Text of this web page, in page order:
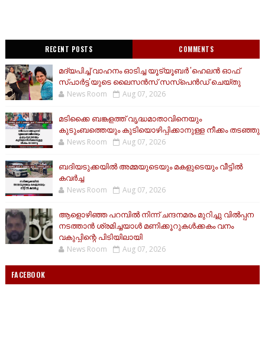
RECENT POSTS COMMENTS
മദ്യപിച്ച് വാഹനം ഓടിച്ച യൂട്യൂബർ 'ഹെലൻ ഓഫ്
സ്പാർട്ട'യുടെ ലൈസൻസ് സസ്പെൻഡ് ചെയ്തു
News Room Aug 07, 2026
മടിക്കൈ ബങ്കളത്ത് വൃദ്ധമാതാവിനെയും
കുടുംബത്തെയും കുടിയൊഴിപ്പിക്കാനുള്ള നീക്കം തടഞ്ഞു
News Room Aug 07, 2026
ബദിയടുക്കയില്‍ അമ്മയുടെയും മകളുടെയും വീട്ടില്‍
കവര്‍ച്ച
News Room Aug 07, 2026
ആളൊഴിഞ്ഞ പറമ്പിൽ നിന്ന് ചന്ദനമരം മുറിച്ചു വിൽപ്പന
നടത്താൻ ശ്രമിച്ചയാൾ മണിക്കൂറുകൾക്കകം വനം
വകുപ്പിന്റെ പിടിയിലായി
News Room Aug 07, 2026
FACEBOOK